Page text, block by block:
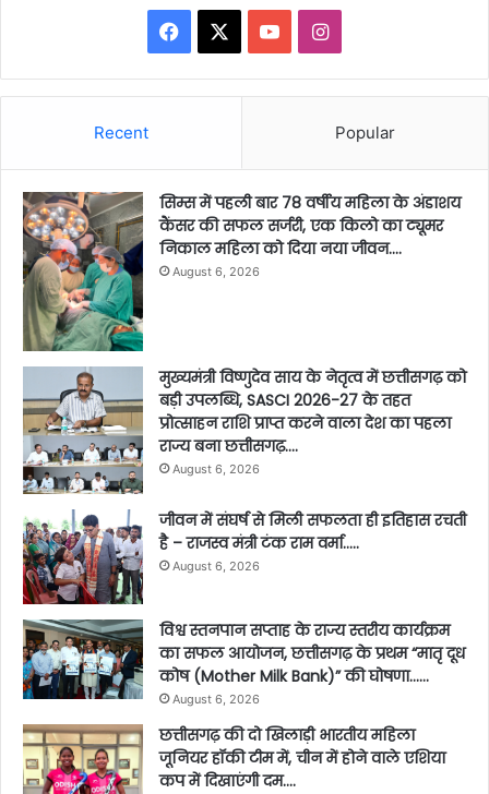
Facebook YouTubeInstagram
Recent Popular
सिम्स में पहली बार 78 वर्षीय महिला के अंडाशय
कैंसर की सफल सर्जरी, एक किलो का ट्यूमर
निकाल महिला को दिया नया जीवन….
August 6, 2026
मुख्यमंत्री विष्णुदेव साय के नेतृत्व में छत्तीसगढ़ को
बड़ी उपलब्धि, SASCI 2026-27 के तहत
प्रोत्साहन राशि प्राप्त करने वाला देश का पहला
राज्य बना छत्तीसगढ़….
August 6, 2026
जीवन में संघर्ष से मिली सफलता ही इतिहास रचती
है – राजस्व मंत्री टंक राम वर्मा…..
August 6, 2026
विश्व स्तनपान सप्ताह के राज्य स्तरीय कार्यक्रम
का सफल आयोजन, छत्तीसगढ़ के प्रथम “मातृ दूध
कोष (Mother Milk Bank)” की घोषणा……
August 6, 2026
छत्तीसगढ़ की दो खिलाड़ी भारतीय महिला
जूनियर हॉकी टीम में, चीन में होने वाले एशिया
कप में दिखाएंगी दम….